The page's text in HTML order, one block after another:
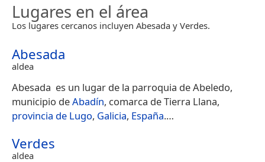
Lugares en el área
Los lugares cercanos incluyen Abesada y Verdes.
Abesada
aldea
Abesada​ ​ es un lugar de la parroquia de Abeledo,
municipio deAbadín, comarca de Tierra Llana,
provincia de Lugo, Galicia, España.​…
Verdes
aldea